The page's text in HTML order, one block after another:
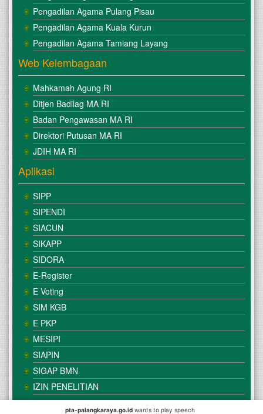
Pengadilan Agama Pulang Pisau
Pengadilan Agama Kuala Kurun
Pengadilan Agama Tamiang Layang
Web Kelembagaan
Mahkamah Agung RI
Ditjen Badilag MA RI
Badan Pengawasan MA RI
Direktori Putusan MA RI
JDIH MA RI
Aplikasi
SIPP
SIPENDI
SIACUN
SIKAPP
SIDORA
E-Register
E Voting
SIM KGB
E PKP
MESIPI
SIAPIN
SIGAP BMN
IZIN PENELITIAN
pta-palangkaraya.go.id wants to play speech